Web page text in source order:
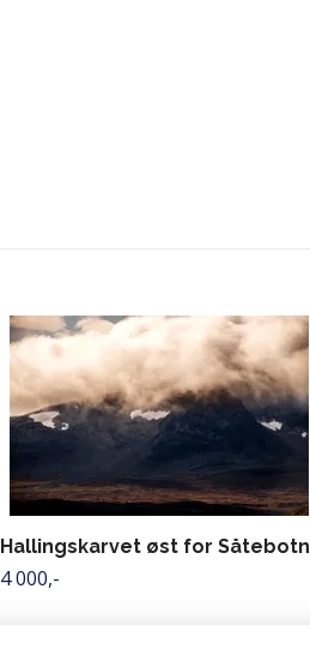
Hallingskarvet øst for Såtebotn
4 000,-